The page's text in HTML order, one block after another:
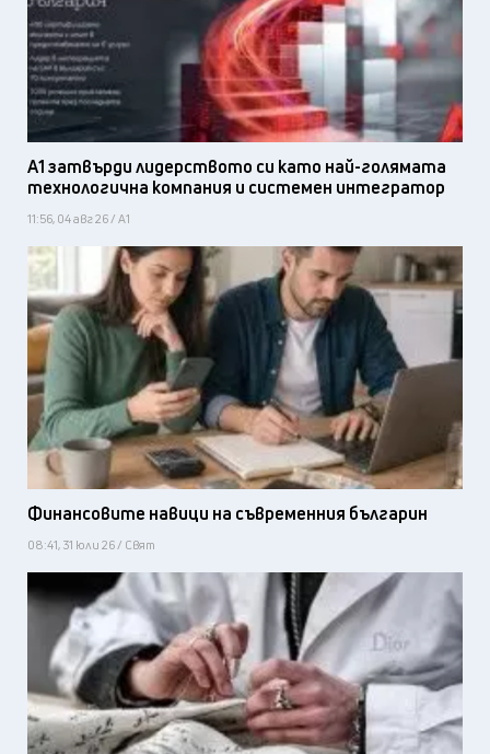
А1 затвърди лидерството си като най-голямата
технологична компания и системен интегратор
11:56, 04 авг 26 / А1
Финансовите навици на съвременния българин
08:41, 31 юли 26 / Свят